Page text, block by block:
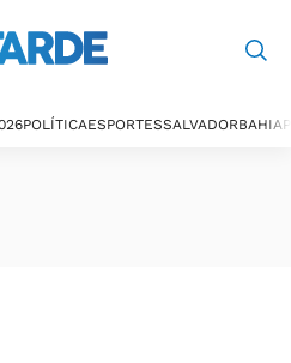
POLÍTICAESPORTESSALVADORBAHIA